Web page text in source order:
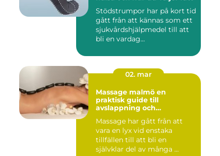
Stödstrumpor har på kort tid
gått från att kännas som ett
sjukvårdshjälpmedel till att
bli en vardag...
02. mar
Massage malmö en
praktisk guide till
avslappning och
Massage har gått från att
vara en lyx vid enstaka
tillfällen till att bli en
självklar del av många ...